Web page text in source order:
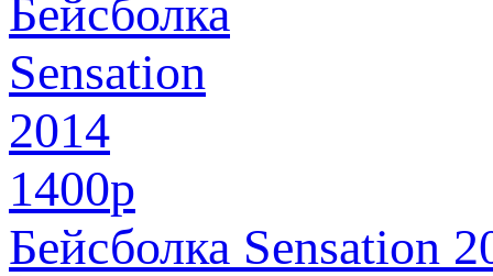
1400p
Бейсболка Sensation